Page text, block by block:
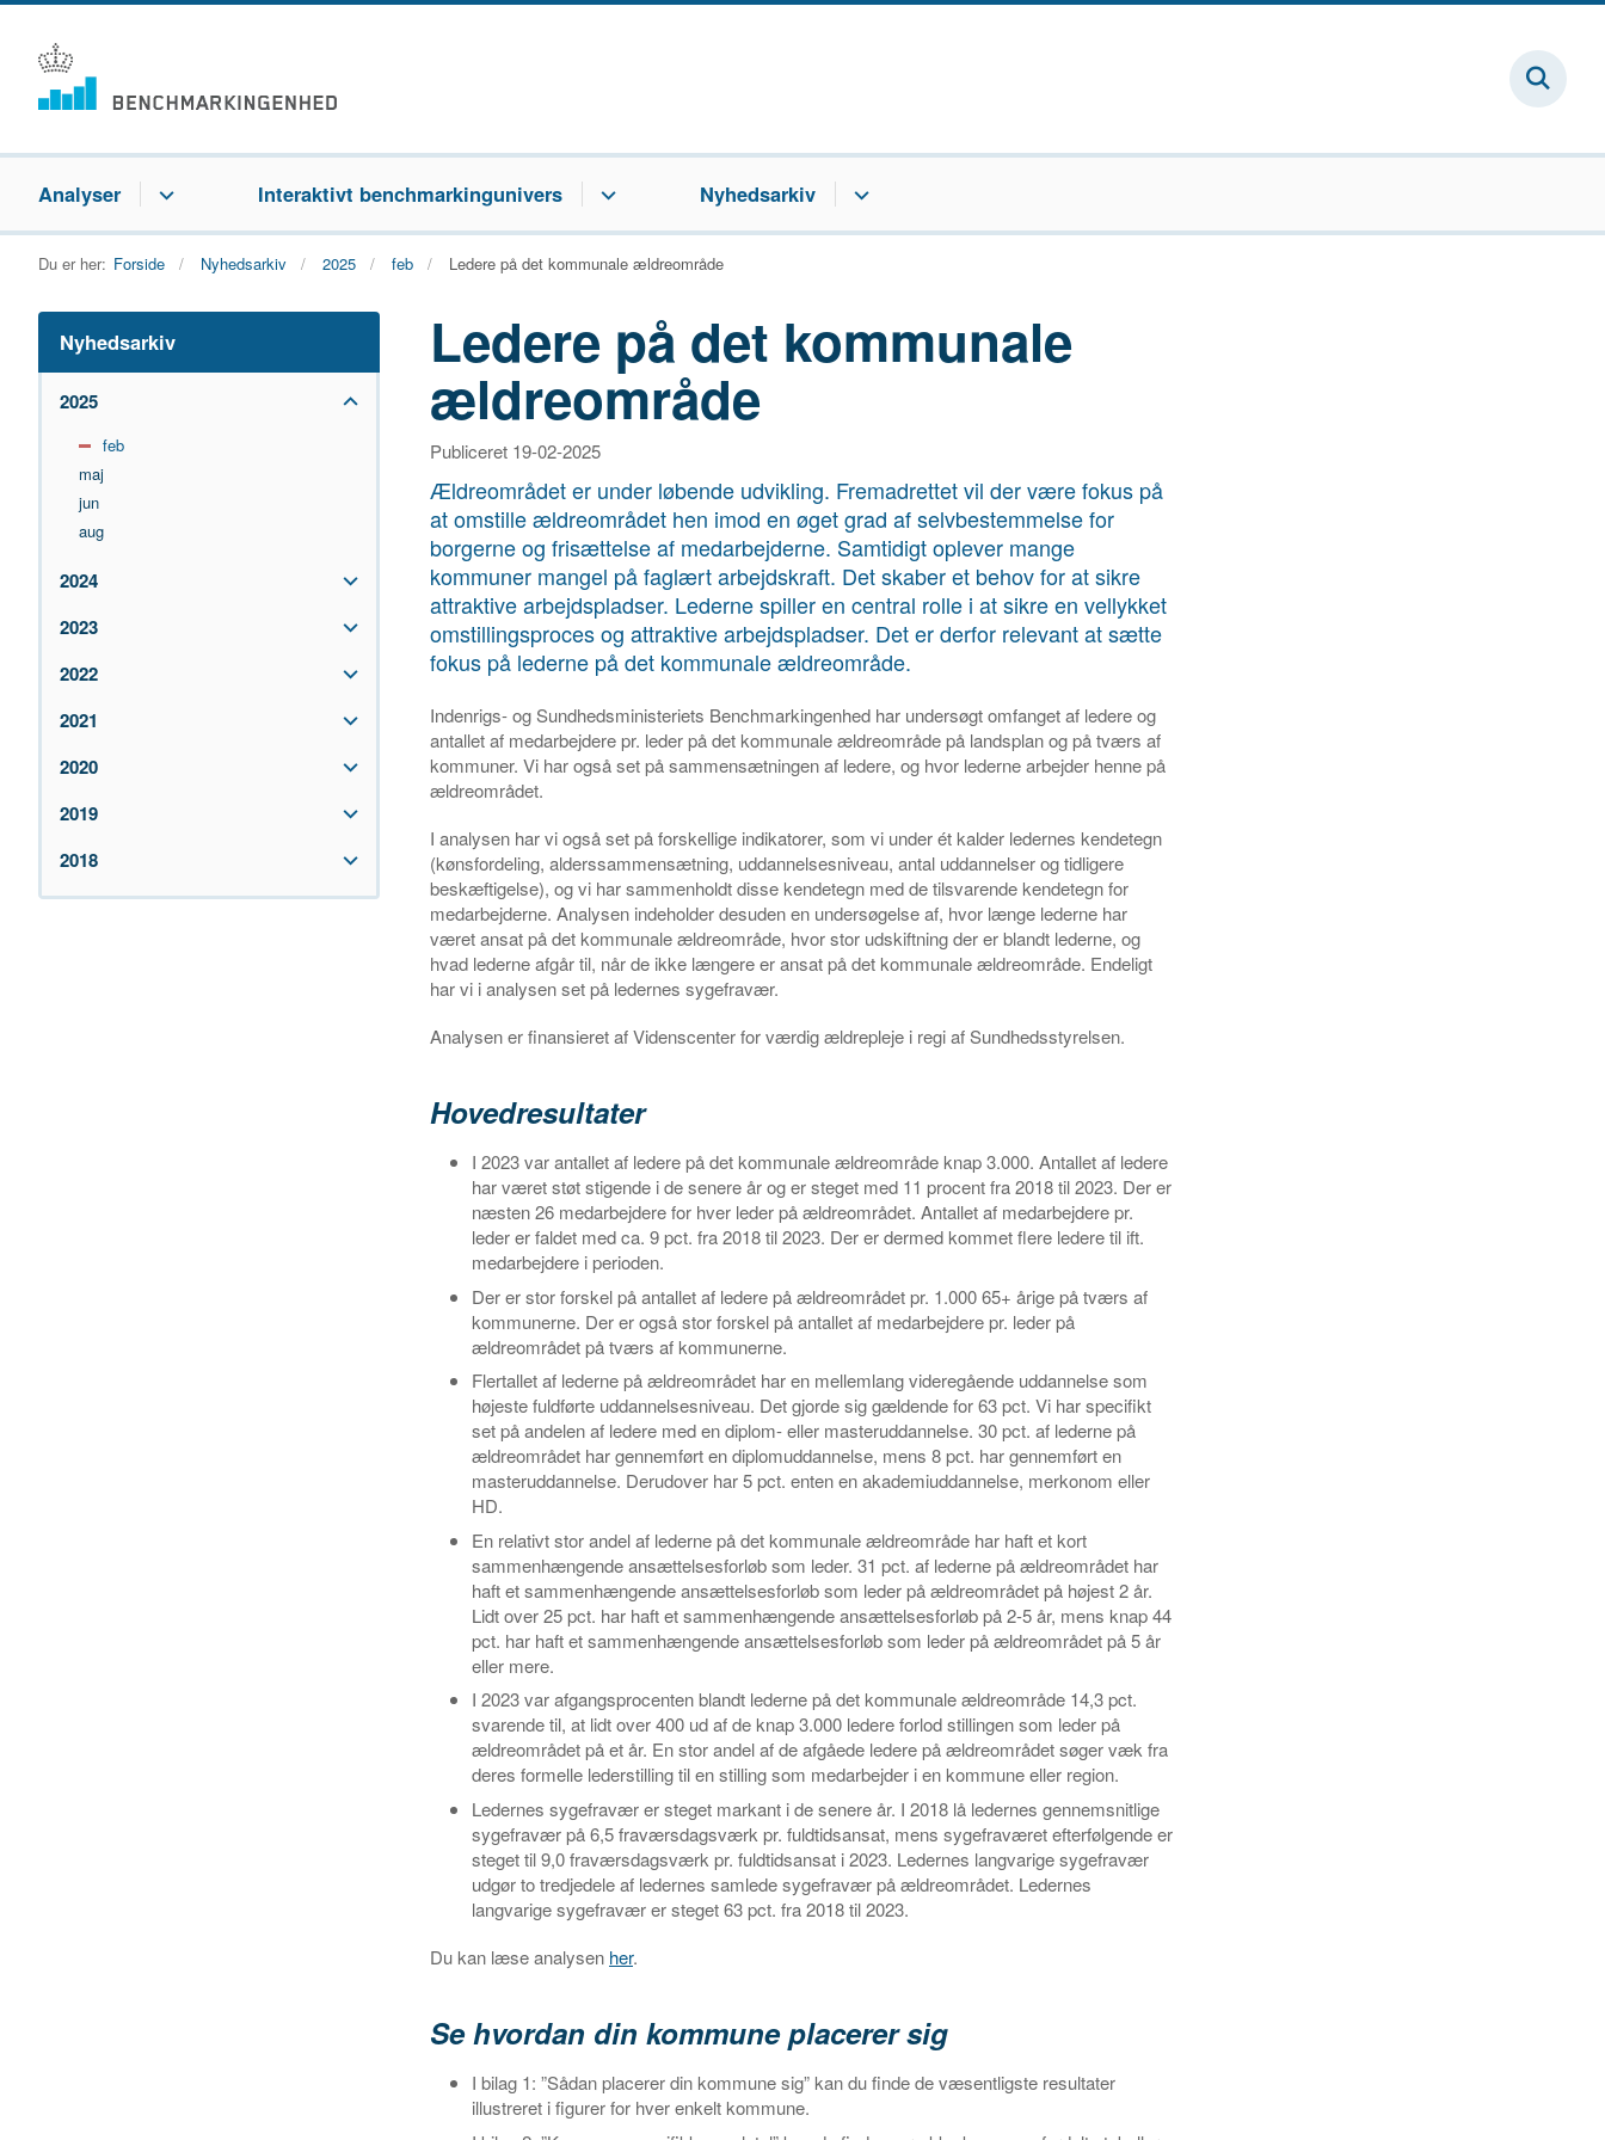
Analyser Interaktivt benchmarkingunivers Nyhedsarkiv
Du er her: Forside Nyhedsarkiv 2025 feb Ledere på det kommunale ældreområde
Nyhedsarkiv
2025
feb
maj
jun
aug
2024
2023
2022
2021
2020
2019
2018
Ledere på det kommunale
ældreområde
Publiceret 19-02-2025
Ældreområdet er under løbende udvikling. Fremadrettet vil der være fokus på
at omstille ældreområdet hen imod en øget grad af selvbestemmelse for
borgerne og frisættelse af medarbejderne. Samtidigt oplever mange
kommuner mangel på faglært arbejdskraft. Det skaber et behov for at sikre
attraktive arbejdspladser. Lederne spiller en central rolle i at sikre en vellykket
omstillingsproces og attraktive arbejdspladser. Det er derfor relevant at sætte
fokus på lederne på det kommunale ældreområde.
Indenrigs- og Sundhedsministeriets Benchmarkingenhed har undersøgt omfanget af ledere og
antallet af medarbejdere pr. leder på det kommunale ældreområde på landsplan og på tværs af
kommuner. Vi har også set på sammensætningen af ledere, og hvor lederne arbejder henne på
ældreområdet.
I analysen har vi også set på forskellige indikatorer, som vi under ét kalder ledernes kendetegn
(kønsfordeling, alderssammensætning, uddannelsesniveau, antal uddannelser og tidligere
beskæftigelse), og vi har sammenholdt disse kendetegn med de tilsvarende kendetegn for
medarbejderne. Analysen indeholder desuden en undersøgelse af, hvor længe lederne har
været ansat på det kommunale ældreområde, hvor stor udskiftning der er blandt lederne, og
hvad lederne afgår til, når de ikke længere er ansat på det kommunale ældreområde. Endeligt
har vi i analysen set på ledernes sygefravær.
Analysen er finansieret af Videnscenter for værdig ældrepleje i regi af Sundhedsstyrelsen.
Hovedresultater
I 2023 var antallet af ledere på det kommunale ældreområde knap 3.000. Antallet af ledere
har været støt stigende i de senere år og er steget med 11 procent fra 2018 til 2023. Der er
næsten 26 medarbejdere for hver leder på ældreområdet. Antallet af medarbejdere pr.
leder er faldet med ca. 9 pct. fra 2018 til 2023. Der er dermed kommet flere ledere til ift.
medarbejdere i perioden.
Der er stor forskel på antallet af ledere på ældreområdet pr. 1.000 65+ årige på tværs af
kommunerne. Der er også stor forskel på antallet af medarbejdere pr. leder på
ældreområdet på tværs af kommunerne.
Flertallet af lederne på ældreområdet har en mellemlang videregående uddannelse som
højeste fuldførte uddannelsesniveau. Det gjorde sig gældende for 63 pct. Vi har specifikt
set på andelen af ledere med en diplom- eller masteruddannelse. 30 pct. af lederne på
ældreområdet har gennemført en diplomuddannelse, mens 8 pct. har gennemført en
masteruddannelse. Derudover har 5 pct. enten en akademiuddannelse, merkonom eller
HD.
En relativt stor andel af lederne på det kommunale ældreområde har haft et kort
sammenhængende ansættelsesforløb som leder. 31 pct. af lederne på ældreområdet har
haft et sammenhængende ansættelsesforløb som leder på ældreområdet på højest 2 år.
Lidt over 25 pct. har haft et sammenhængende ansættelsesforløb på 2-5 år, mens knap 44
pct. har haft et sammenhængende ansættelsesforløb som leder på ældreområdet på 5 år
eller mere.
I 2023 var afgangsprocenten blandt lederne på det kommunale ældreområde 14,3 pct.
svarende til, at lidt over 400 ud af de knap 3.000 ledere forlod stillingen som leder på
ældreområdet på et år. En stor andel af de afgåede ledere på ældreområdet søger væk fra
deres formelle lederstilling til en stilling som medarbejder i en kommune eller region.
Ledernes sygefravær er steget markant i de senere år. I 2018 lå ledernes gennemsnitlige
sygefravær på 6,5 fraværsdagsværk pr. fuldtidsansat, mens sygefraværet efterfølgende er
steget til 9,0 fraværsdagsværk pr. fuldtidsansat i 2023. Ledernes langvarige sygefravær
udgør to tredjedele af ledernes samlede sygefravær på ældreområdet. Ledernes
langvarige sygefravær er steget 63 pct. fra 2018 til 2023.
Du kan læse analysen her.
Se hvordan din kommune placerer sig
I bilag 1: ”Sådan placerer din kommune sig” kan du finde de væsentligste resultater
illustreret i figurer for hver enkelt kommune.